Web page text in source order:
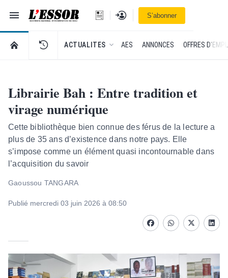
Navigation
L'Essor - retour à la une
Se connecterS’abonner
RETOUR À LA PAGE D’ACCUEIL DE L'ESSOR
ACTUALITES AES ANNONCES OFFRES
Librairie Bah : Entre tradition et
virage numérique
Cette bibliothèque bien connue des férus de la lecture a
plus de 35 ans d’existence dans notre pays. Elle
s’impose comme un élément quasi incontournable dans
l’acquisition du savoir
Gaoussou TANGARA
Publié mercredi 03 juin 2026 à 08:50
FacebookwhatsappTwitter